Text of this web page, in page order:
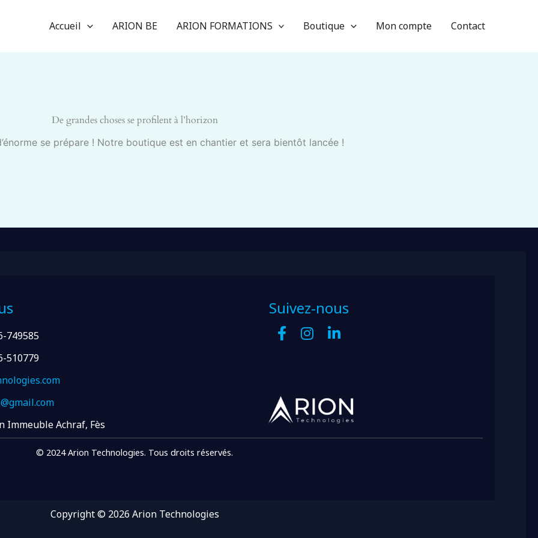
Accueil ARION BE ARION FORMATIONS Boutique Mon compte Contact
De grandes choses se profilent à l’horizon
se prépare ! Notre boutique est en chantier et sera bientôt lancée !
749585
510779
Immeuble Achraf, Fès
Suivez-nous
© 2024 Arion Technologies. Tous droits réservés.
Copyright © 2026 Arion Technologies